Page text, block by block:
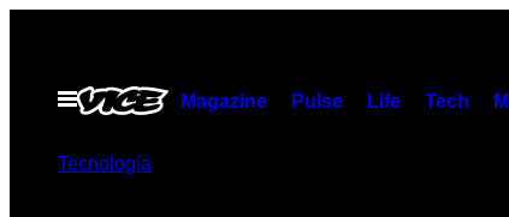
contenuto
Apri
Magazine Pulse Life Tech
Tecnología